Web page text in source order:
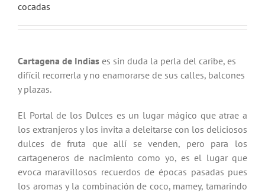
cocadas
Cartagena de Indiases sin duda la perla del caribe, es
difícil recorrerla y no enamorarse de sus calles, balcones
y plazas.
El Portal de los Dulces es un lugar mágico que atrae a
los extranjeros y los invita a deleitarse con los deliciosos
dulces de fruta que allí se venden, pero para los
cartageneros de nacimiento como yo, es el lugar que
evoca maravillosos recuerdos de épocas pasadas pues
los aromas y la combinación de coco, mamey, tamarindo